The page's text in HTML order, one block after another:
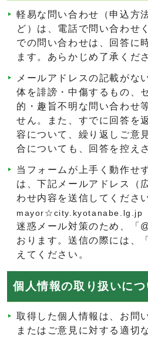
軽易な問い合わせ（申込方
ど）は、電話で問い合わせ
での問い合わせは、回答に
ます。あらかじめ了承くだ
メールアドレスの記載がな
体を誹謗・中傷するもの、
的・趣旨不明な問い合わせ
せん。また、すでに回答を
容について、繰り返しご意
合についても、回答を控え
当フォームが上手く動作せ
は、下記メールアドレス（
わせ内容を送信してください
mayor☆city.kyotanabe.lg.jp
迷惑メール対策のため、「
おります。送信の際には、
えてください。
個人情報の取り扱いにつ
取得した個人情報は、お問
またはご意見に対する適切